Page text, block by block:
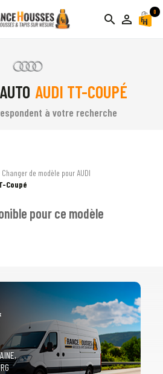
search person_outline
0
AUDI TT-COUPÉ
à votre recherche
Changer de modèle pour AUDI
Coupé
pour ce modèle